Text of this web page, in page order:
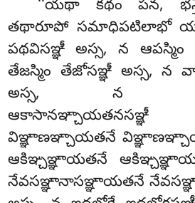
‘‘యథా కథం పన,
తథారూపో సమాధిపటిలాభో
పథవిసఞ్ఞీ అస్స, న
తేజస్మిం తేజోసఞ్ఞీ అస్స, న
అస్స, న
విఞ్ఞాణఞ్చాయతనే
ఆకిఞ్చఞ్ఞాయతనే
నేవసఞ్ఞానాసఞ్ఞాయతనే